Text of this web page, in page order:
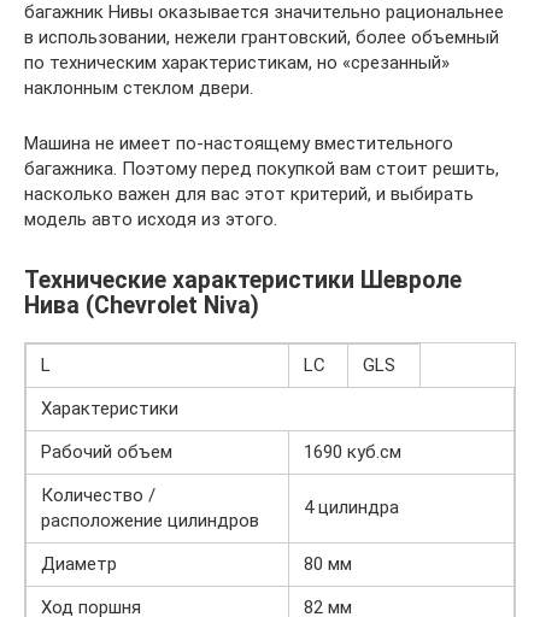
багажник Нивы оказывается значительно рациональнее
в использовании, нежели грантовский, более объемный
по техническим характеристикам, но «срезанный»
наклонным стеклом двери.
Машина не имеет по-настоящему вместительного
багажника. Поэтому перед покупкой вам стоит решить,
насколько важен для вас этот критерий, и выбирать
модель авто исходя из этого.
Технические характеристики Шевроле
Нива (Chevrolet Niva)
L LC
GLS
Характеристики
Рабочий объем
1690 куб.см
Количество /
расположение цилиндров
4 цилиндра
Диаметр
80 мм
Ход поршня
82 мм